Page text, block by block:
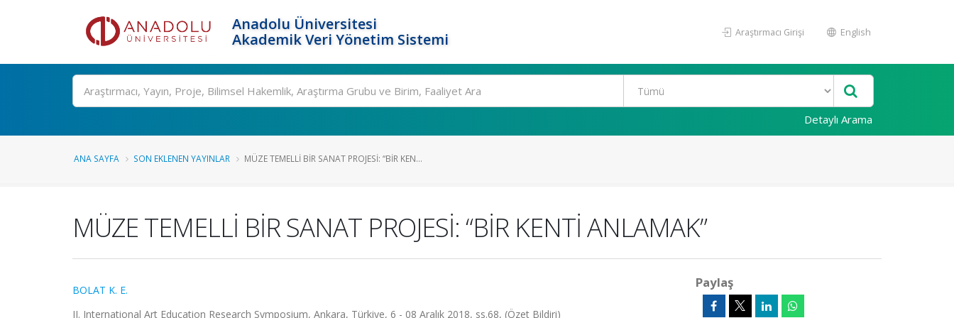
Anadolu Üniversitesi
Akademik Veri Yönetim Sistemi
Araştırmacı Girişi English
Ara
Detaylı Arama
ANA SAYFA SON EKLENEN YAYINLAR MÜZE TEMELLİ BİR SANAT PROJESİ: “BİR KEN...
MÜZE TEMELLİ BİR SANAT PROJESİ: “BİR KENTİ ANLAMAK”
BOLAT K. E.
II. International Art Education Research Symposium, Ankara, Türkiye, 6 - 08 Aralık 2018, ss.68, (Özet Bildiri)
Paylaş